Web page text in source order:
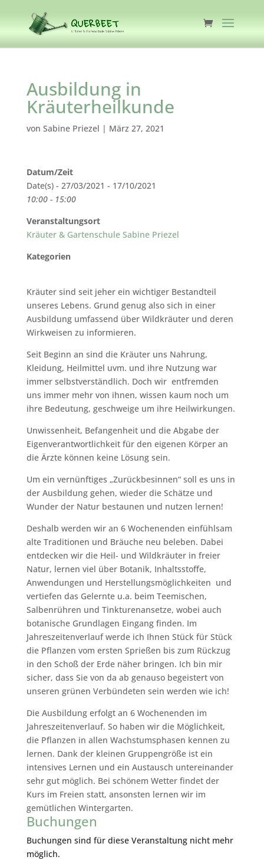
Ausbildung in
Kräuterheilkunde
von Sabine Priezel | März 27, 2021
Datum/Zeit
Date(s) - 27/03/2021 - 17/10/2021
10:00 - 15:00
Veranstaltungsort
Kräuter & Gartenschule Sabine Priezel
Kategorien
Kräuter sind seit jeher ein wichtiger Bestandteil
unseres Lebens. Grund genug also sich in einer
Ausbildung umfassend über Wildkräuter und deren
Wirkweisen zu informieren.
Seit Beginn an sind die Kräuter uns Nahrung,
Kleidung, Heilmittel uvm. und ihre Nutzung war
immer selbstverständlich. Doch wir entfremden
uns immer mehr von ihnen, wissen kaum noch um
ihre Bedeutung, geschweige um ihre Heilwirkungen.
Unwissenheit, Befangenheit und die Abgabe der
Eigenverantwortlichkeit für den eigenen Körper an
die Ärzte können keine Lösung sein.
Um ein vernünftiges „Zurückbesinnen“ soll es uns in
der Ausbildung gehen, wieder die Schätze und
Wunder der Natur bestaunen und nutzen lernen!
Deshalb werden wir an 6 Wochenenden einfühlsam
alte Traditionen und Bräuche neu beleben. Dabei
entdecken wir die Heil- und Wildkräuter in freier
Natur, lernen viel über Botanik, Inhaltsstoffe,
Anwendungen und Herstellungsmöglichkeiten und
vertiefen das Gelernte u.a. beim Teemischen,
Salbenrühren und Tinkturenansetze, wobei auch
botanische Grundlagen Eingang finden. Im
Jahreszeitenverlauf werde ich Ihnen Stück für Stück
die Pflanzen vom ersten Sprießen bis zum Rückzug
in den Schoß der Erde näher bringen. Ich bin mir
sicher, dass Sie von da ab genauso begeistert von
unseren grünen Verbündeten sein werden wie ich!
Die Ausbildung erfolgt an 6 Wochenenden im
Jahreszeitenverlauf. So haben wir die Möglichkeit,
die Pflanzen in allen Wachstumsphasen kennen zu
lernen. Dank der kleinen Gruppengröße ist ein
intensives Lernen und ein Austausch untereinander
sehr gut möglich. Bei schönem Wetter findet der
Kurs im Freien statt, ansonsten lernen wir im
gemütlichen Wintergarten.
Buchungen
Buchungen sind für diese Veranstaltung nicht mehr
möglich.